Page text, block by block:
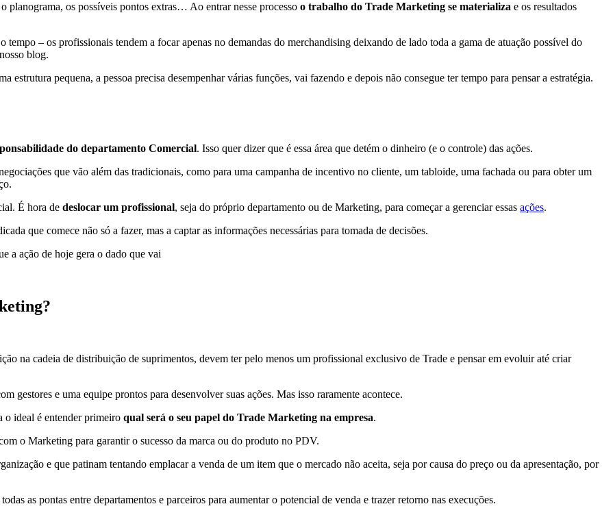
planograma, os possíveis pontos extras… Ao entrar nesse processo o trabalho do Trade Marketing se materializa e os resultados
– os profissionais tendem a focar apenas no demandas do merchandising deixando de lado toda a gama de atuação possível do
blog.
estrutura pequena, a pessoa precisa desempenhar várias funções, vai fazendo e depois não consegue ter tempo para pensar a estratégia.
do departamento Comercial. Isso quer dizer que é essa área que detém o dinheiro (e o controle) das ações.
que vão além das tradicionais, como para uma campanha de incentivo no cliente, um tabloide, uma fachada ou para obter um
É hora de deslocar um profissional, seja do próprio departamento ou de Marketing, para começar a gerenciar essas ações.
que comece não só a fazer, mas a captar as informações necessárias para tomada de decisões.
a ação de hoje gera o dado que vai
na cadeia de distribuição de suprimentos, devem ter pelo menos um profissional exclusivo de Trade e pensar em evoluir até criar
gestores e uma equipe prontos para desenvolver suas ações. Mas isso raramente acontece.
o ideal é entender primeiro qual será o seu papel do Trade Marketing na empresa.
o Marketing para garantir o sucesso da marca ou do produto no PDV.
e que patinam tentando emplacar a venda de um item que o mercado não aceita, seja por causa do preço ou da apresentação, por
as pontas entre departamentos e parceiros para aumentar o potencial de venda e trazer retorno nas execuções.